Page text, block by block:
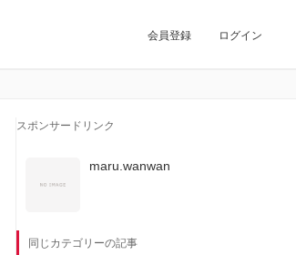
会員登録 ログイン
スポンサードリンク
maru.wanwan
同じカテゴリーの記事